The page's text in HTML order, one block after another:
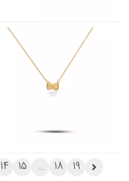
14 15 … 18 19